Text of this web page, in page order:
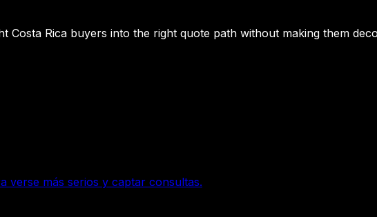
Costa Rica buyers into the right quote path without making them
verse más serios y captar consultas.